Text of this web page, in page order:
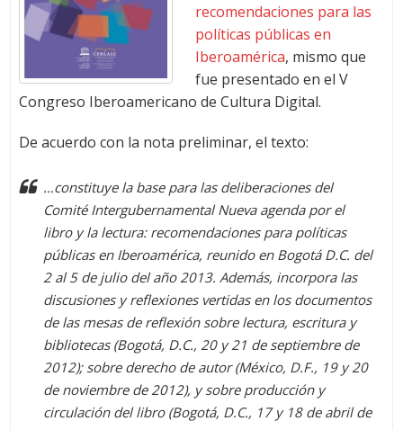
recomendaciones para las
políticas públicas en
Iberoamérica, mismo que
fue presentado en el V
Congreso Iberoamericano de Cultura Digital.
De acuerdo con la nota preliminar, el texto:
…constituye la base para las deliberaciones del
Comité Intergubernamental Nueva agenda por el
libro y la lectura: recomendaciones para políticas
públicas en Iberoamérica, reunido en Bogotá D.C. del
2 al 5 de julio del año 2013. Además, incorpora las
discusiones y reflexiones vertidas en los documentos
de las mesas de reflexión sobre lectura, escritura y
bibliotecas (Bogotá, D.C., 20 y 21 de septiembre de
2012); sobre derecho de autor (México, D.F., 19 y 20
de noviembre de 2012), y sobre producción y
circulación del libro (Bogotá, D.C., 17 y 18 de abril de